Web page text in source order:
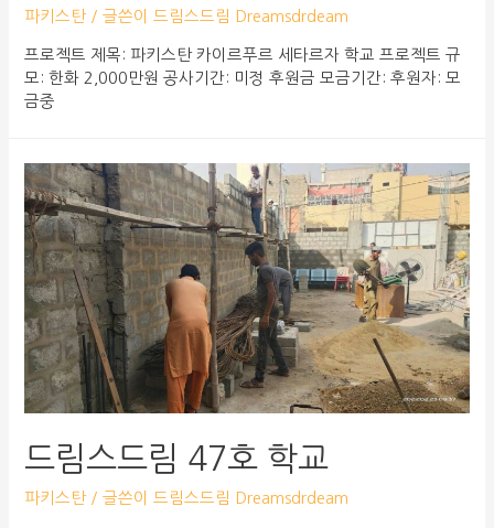
파키스탄/ 글쓴이 드림스드림 Dreamsdrdeam
프로젝트 제목: 파키스탄 카이르푸르 세타르자 학교 프로젝트 규
모: 한화 2,000만원 공사기간: 미정 후원금 모금기간: 후원자: 모
금중
드림스드림 47호 학교
파키스탄/ 글쓴이드림스드림 Dreamsdrdeam